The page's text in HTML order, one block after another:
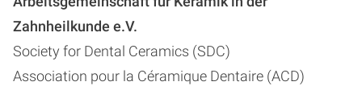
Zahnheilkunde e.V.
Society for Dental Ceramics (SDC)
Association pour la Céramique Dentaire (ACD)